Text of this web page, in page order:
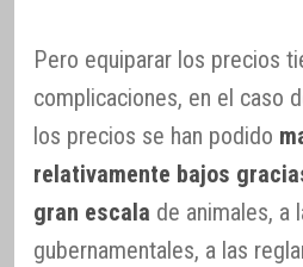
Pero equiparar los precios
complicaciones, en el caso
los precios se han podido
relativamente bajos
gran escala de animales, a
gubernamentales, a las